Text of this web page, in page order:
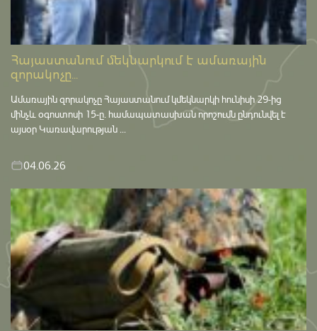
Հայաստանում մեկնարկում է ամառային
զորակոչը...
Ամառային զորակոչը Հայաստանում կմեկնարկի հունիսի 29-ից
մինչև օգոստոսի 15-ը․ համապատասխան որոշումն ընդունվել է
այսօր Կառավարության ...
04.06.26